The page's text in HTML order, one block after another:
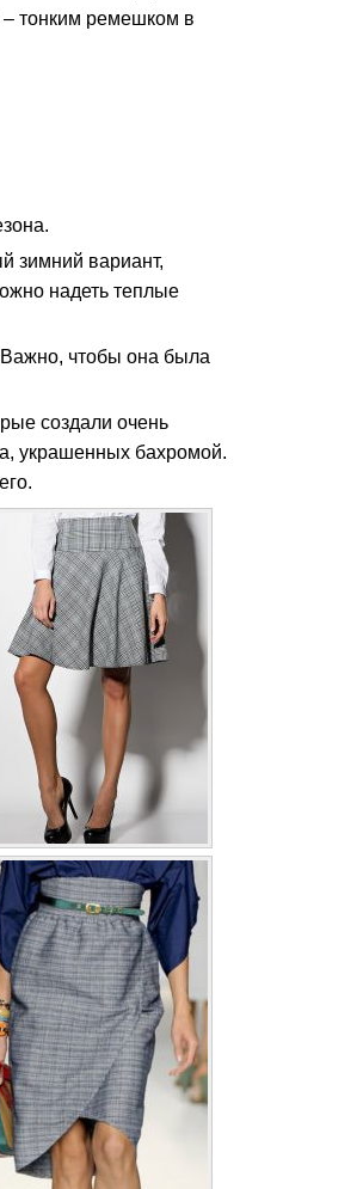
– тонким ремешком в
зимний вариант,
надеть теплые
чтобы она была
создали очень
украшенных бахромой.